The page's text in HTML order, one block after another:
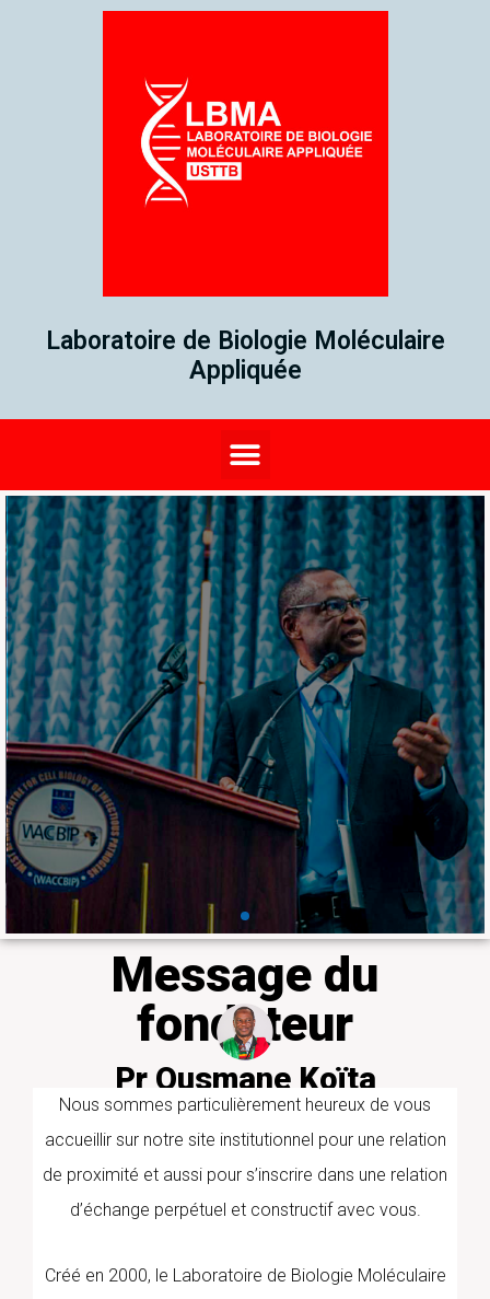
Laboratoire de Biologie Moléculaire
Appliquée
Ensemble, nous
pouvons faire briller la
recherche en
médecine tropicale et
en agriculture en
Afrique
Le Laboratoire fait partie du 𝐝𝐮 𝐡𝐚𝐮𝐭
𝐂𝐨𝐥𝐥𝐞̀𝐠𝐞 𝐝𝐞𝐬 𝐛𝐨𝐮𝐫𝐬𝐢𝐞𝐫𝐬 𝐢𝐧𝐭𝐞𝐫𝐧𝐚𝐭𝐢𝐨𝐧𝐚𝐮𝐱
𝐝𝐢𝐬𝐭𝐢𝐧𝐠𝐮𝐞́𝐬 𝐝𝐞 𝐥𝐚 𝐒𝐨𝐜𝐢𝐞́𝐭𝐞́ 𝐚𝐦𝐞́𝐫𝐢𝐜𝐚𝐢𝐧𝐞 𝐝𝐞
𝐦𝐞́𝐝𝐞𝐜𝐢𝐧𝐞 𝐭𝐫𝐨𝐩𝐢𝐜𝐚𝐥𝐞 𝐞𝐭 𝐝'𝐡𝐲𝐠𝐢𝐞̀𝐧𝐞 à travers
Professeur Ousmane Koïta
En savoir plus
Message du
fondateur
Pr Ousmane Koïta
PharmD/PhD PARASITOLOGIE
MOLECULAIRE
Nous sommes particulièrement heureux de vous
accueillir sur notre site institutionnel pour une relation
de proximité et aussi pour s’inscrire dans une relation
d’échange perpétuel et constructif avec vous.
Créé en 2000, le Laboratoire de Biologie Moléculaire